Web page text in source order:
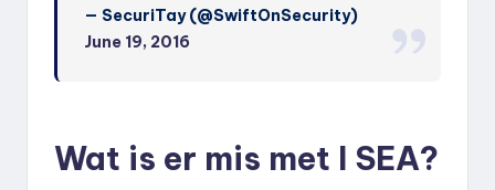
— SecuriTay (@SwiftOnSecurity)
June 19, 2016
Wat is er mis met I SEA?